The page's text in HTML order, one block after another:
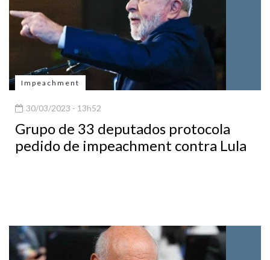
Impeachment
30/03/2023 - 13h52
Grupo de 33 deputados protocola
pedido de impeachment contra Lula